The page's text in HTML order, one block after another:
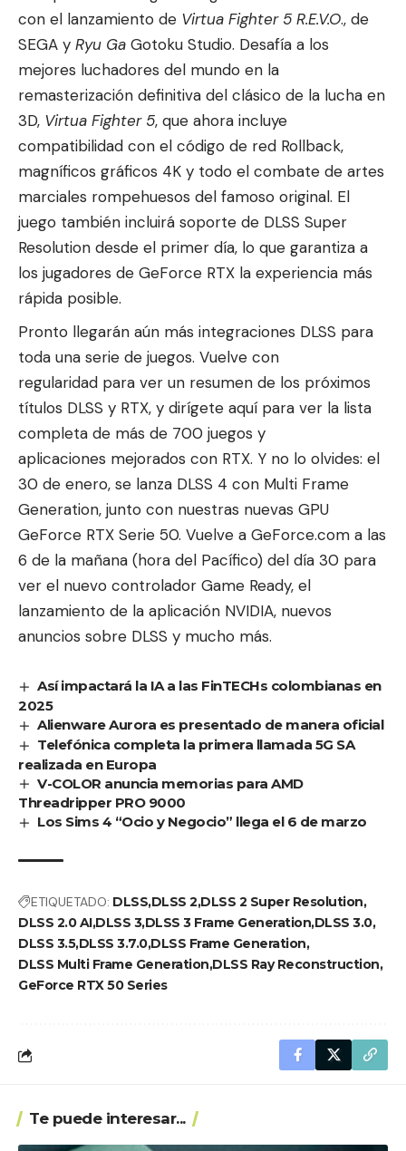
con el lanzamiento de Virtua Fighter 5 R.E.V.O., de
SEGA y Ryu Ga Gotoku Studio. Desafía a los
mejores luchadores del mundo en la
remasterización definitiva del clásico de la lucha en
3D, Virtua Fighter 5, que ahora incluye
compatibilidad con el código de red Rollback,
magníficos gráficos 4K y todo el combate de artes
marciales rompehuesos del famoso original. El
juego también incluirá soporte de DLSS Super
Resolution desde el primer día, lo que garantiza a
los jugadores de GeForce RTX la experiencia más
rápida posible.
Pronto llegarán aún más integraciones DLSS para
toda una serie de juegos. Vuelve con
regularidad para ver un resumen de los próximos
títulos DLSS y RTX, y dirígete aquí para ver la lista
completa de más de 700 juegos y
aplicaciones mejorados con RTX. Y no lo olvides: el
30 de enero, se lanza DLSS 4 con Multi Frame
Generation, junto con nuestras nuevas GPU
GeForce RTX Serie 50. Vuelve a GeForce.com a las
6 de la mañana (hora del Pacífico) del día 30 para
ver el nuevo controlador Game Ready, el
lanzamiento de la aplicación NVIDIA, nuevos
anuncios sobre DLSS y mucho más.
Así impactará la IA a las FinTECHs colombianas en
2025
Alienware Aurora es presentado de manera oficial
Telefónica completa la primera llamada 5G SA
realizada en Europa
V-COLOR anuncia memorias para AMD
Threadripper PRO 9000
Los Sims 4 “Ocio y Negocio” llega el 6 de marzo
ETIQUETADO: DLSSDLSS 2 DLSS 2 Super Resolution
DLSS 2.0 AIDLSS 3DLSS 3 Frame GenerationDLSS 3.0
DLSS 3.5DLSS 3.7.0DLSS Frame Generation
DLSS Multi Frame Generation DLSS Ray Reconstruction
GeForce RTX 50 Series
Te puede interesar...